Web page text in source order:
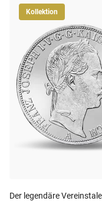
Kollektion
Der legendäre